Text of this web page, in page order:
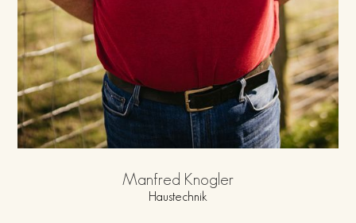
Manfred Knogler
Haustechnik